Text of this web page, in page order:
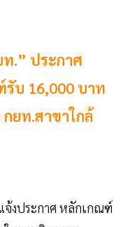
ท.” ประกาศ
รับ 16,000 บาท
ยท.สาขาใกล้
จ้งประกาศ หลักเกณฑ์